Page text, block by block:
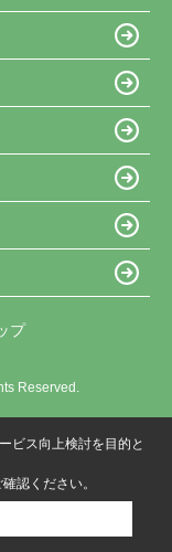
プ
Reserved.
ビス向上検討を目的と
認ください。